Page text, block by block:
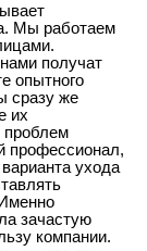
Мы работаем
получат
опытного
сразу же
их
проблем
профессионал,
ухода
зачастую
компании.